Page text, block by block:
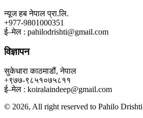
न्यूज हब नेपाल प्रा.लि.
+977-9801000351
ई–मेल : pahilodrishti@gmail.com
विज्ञापन
सुकेधारा काठमाडौं, नेपाल
+९७७-९८५१०७५८११
ई–मेल : koiralaindeep@gmail.com
© 2026, All right reserved to Pahilo Drishti